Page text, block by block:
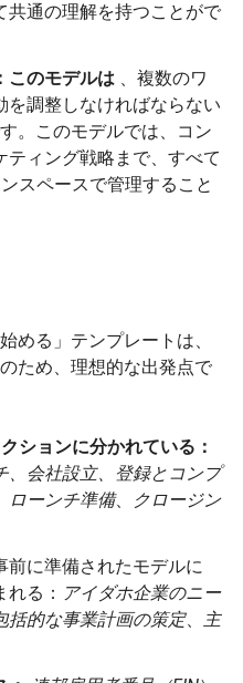
共通の理解を持つことがで
このモデルは 、複数のワ
を調整しなければならない
。このモデルでは、コン
ティング戦略まで、すべて
スペースで管理すること
める」テンプレートは、
ため、理想的な出発点で
ションに分かれている：
、会社設立、登録とコンプ
ローンチ準備、
クロージン
前に準備されたモデルに
る： アイダホ企業のニー
括的な事業計画の策定、
主